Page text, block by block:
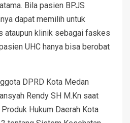
Bila pasien BPJS
dapat memilih untuk
ataupun klinik sebagai faskes
UHC hanya bisa berobat
DPRD Kota Medan
Rendy SH M.Kn saat
Hukum Daerah Kota